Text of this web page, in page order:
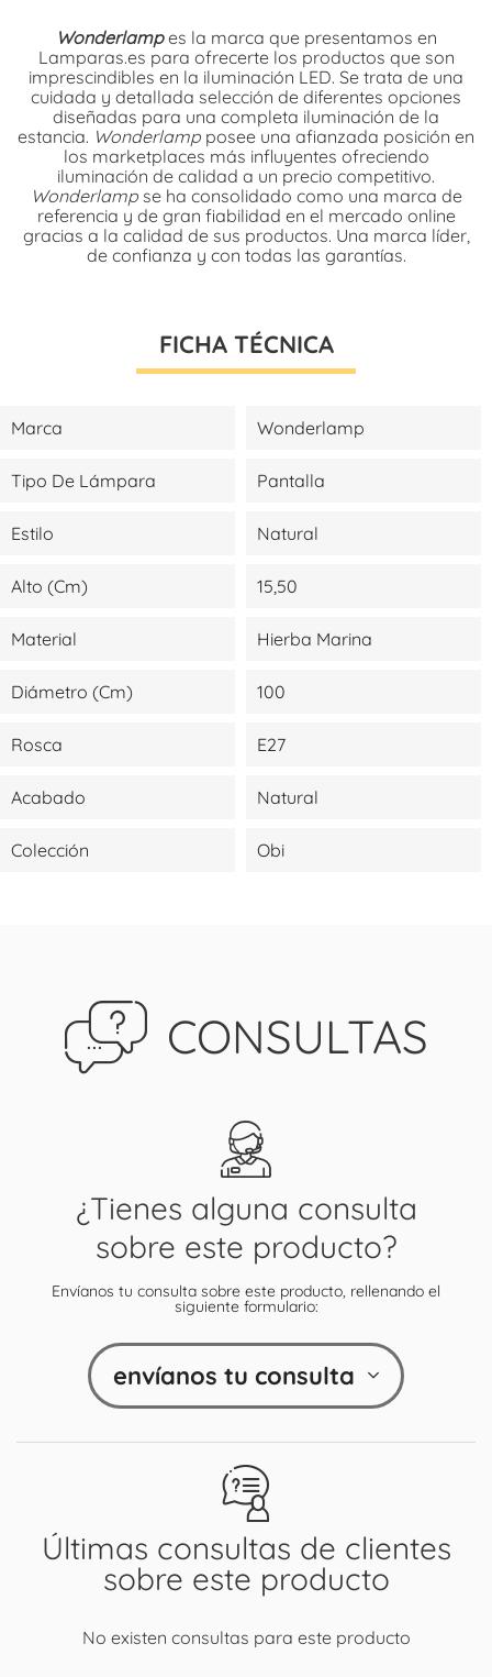
Wonderlamp es la marca que presentamos en
Lamparas.es para ofrecerte los productos que son
imprescindibles en la iluminación LED. Se trata de una
cuidada y detallada selección de diferentes opciones
diseñadas para una completa iluminación de la
estancia. Wonderlamp posee una afianzada posición en
los marketplaces más influyentes ofreciendo
iluminación de calidad a un precio competitivo.
Wonderlampse ha consolidado como una marca de
referencia y de gran fiabilidad en el mercado online
gracias a la calidad de sus productos. Una marca líder,
de confianza y con todas las garantías.
FICHA TÉCNICA
Marca Wonderlamp
Tipo De Lámpara Pantalla
Estilo Natural
Alto (cm) 15,50
Material Hierba Marina
Diámetro (cm) 100
Rosca E27
Acabado Natural
Colección Obi
CONSULTAS
Últimas consultas de clientes
sobre este producto
No existen consultas para este producto
¿Tienes alguna consulta
sobre este producto?
Envíanos tu consulta sobre este producto, rellenando el
siguiente formulario:
envíanos tu consulta